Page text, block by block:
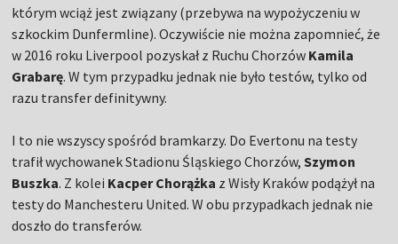
którym wciąż jest związany (przebywa na wypożyczeniu w
szkockim Dunfermline). Oczywiście nie można zapomnieć, że
w 2016 roku Liverpool pozyskał z Ruchu Chorzów Kamila
Grabarę. W tym przypadku jednak nie było testów, tylko od
razu transfer definitywny.
I to nie wszyscy spośród bramkarzy. Do Evertonu na testy
trafił wychowanek Stadionu Śląskiego Chorzów,Szymon
Buszka. Z kolei Kacper Chorążka z Wisły Kraków podążył na
testy do Manchesteru United. W obu przypadkach jednak nie
doszło do transferów.